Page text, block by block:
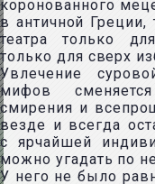
коронованного
в античной Греции,
театра только
только для сверх
Увлечение
мифов сменяется
смирения и
везде и всегда
с ярчайшей
можно угадать по
У него не было